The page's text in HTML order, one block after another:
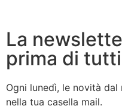
La
prima di tutti
Ogni lunedì, le novità
nella tua casella mail.